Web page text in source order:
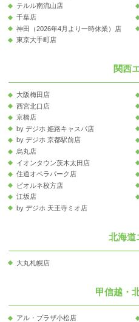
テルル南流山店
千葉店
神田（2026年4月より一時休業）店
東京大手町店
関西
大阪梅田店
西宮北口店
京橋店
by デジホ 姫路キャスパ店
by デジホ 京都駅前店
烏丸店
イオンタウン茨木太田店
住道オペラパーク店
ビオルネ枚方店
江坂店
by デジホ 天王寺ミオ店
北海道
大丸札幌店
甲信越・
アル・プラザ小松店